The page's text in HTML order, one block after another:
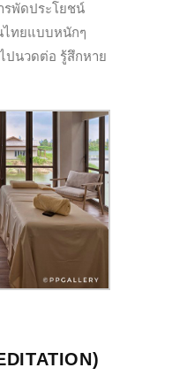
รพัดประโยชน์
ไทยแบบหนักๆ
ปนวดต่อ รู้สึกหาย